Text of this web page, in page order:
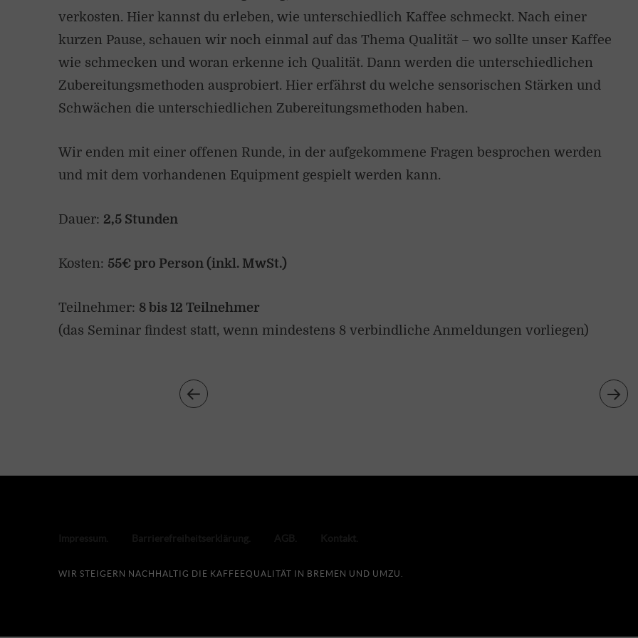
verkosten. Hier kannst du erleben, wie unterschiedlich Kaffee schmeckt. Nach einer
kurzen Pause, schauen wir noch einmal auf das Thema Qualität – wo sollte unser Kaffee
wie schmecken und woran erkenne ich Qualität. Dann werden die unterschiedlichen
Zubereitungsmethoden ausprobiert. Hier erfährst du welche sensorischen Stärken und
Schwächen die unterschiedlichen Zubereitungsmethoden haben.
Wir enden mit einer offenen Runde, in der aufgekommene Fragen besprochen werden
und mit dem vorhandenen Equipment gespielt werden kann.
Dauer: 2,5 Stunden
Kosten: 55€ pro Person (inkl. MwSt.)
Teilnehmer: 8 bis 12 Teilnehmer
(das Seminar findest statt, wenn mindestens 8 verbindliche Anmeldungen vorliegen)
WIR STEIGERN NACHHALTIG DIE KAFFEEQUALITÄT IN BREMEN UND UMZU.